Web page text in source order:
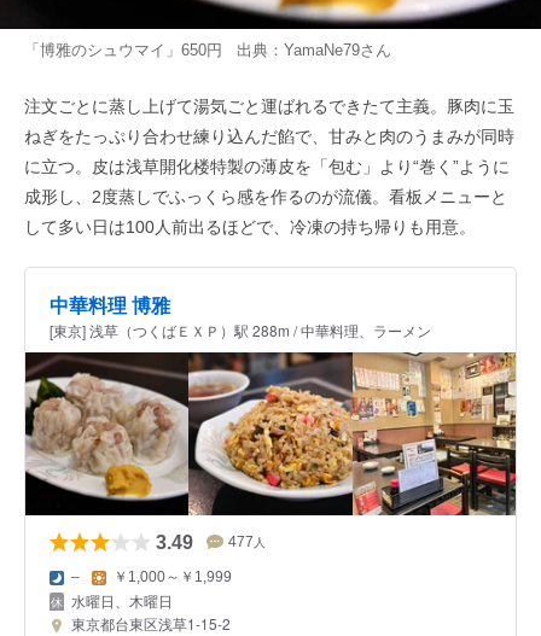
「博雅のシュウマイ」650円 出典： YamaNe79さん
注文ごとに蒸し上げて湯気ごと運ばれるできたて主義。豚肉に玉
ねぎをたっぷり合わせ練り込んだ餡で、甘みと肉のうまみが同時
に立つ。皮は浅草開化楼特製の薄皮を「包む」より“巻く”ように
成形し、2度蒸しでふっくら感を作るのが流儀。看板メニューと
して多い日は100人前出るほどで、冷凍の持ち帰りも用意。
中華料理 博雅
[東京] 浅草（つくばＥＸＰ）駅 288m / 中華料理、ラーメン
3.49 477 人
– ￥1,000～￥1,999
水曜日、木曜日
東京都台東区浅草1-15-2